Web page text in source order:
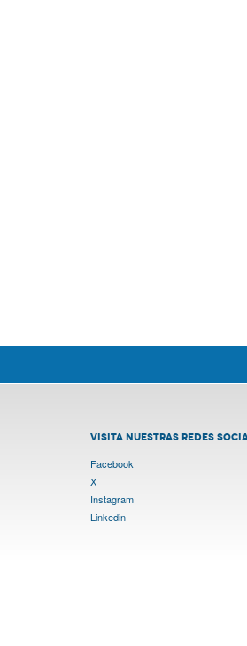
VISITA NUESTRAS REDES
Facebook
X
Instagram
Linkedin